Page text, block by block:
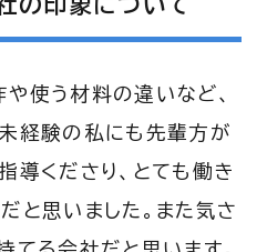
の印象について
使う材料の違いなど、
経験の私にも先輩方が
導くださり、とても働き
と思いました。また気さ